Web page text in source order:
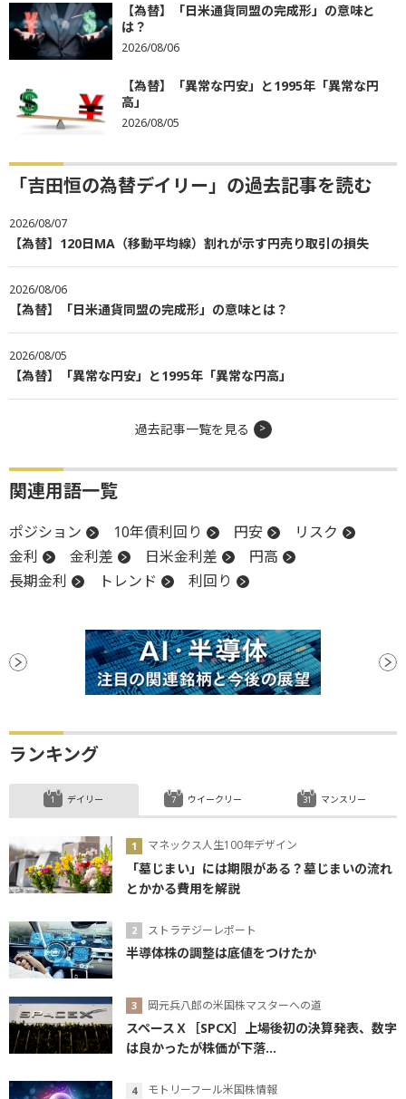
【為替】「日米通貨同盟の完成形」の意味と
は？
2026/08/06
【為替】「異常な円安」と1995年「異常な円
高」
2026/08/05
「吉田恒の為替デイリー」の過去記事を読む
2026/08/07
【為替】120日MA（移動平均線）割れが示す円売り取引の損失
2026/08/06
【為替】「日米通貨同盟の完成形」の意味とは？
2026/08/05
【為替】「異常な円安」と1995年「異常な円高」
過去記事一覧を見る
関連用語一覧
ポジション 10年債利回り 円安
リスク
金利
金利差 日米金利差
円高
長期金利
トレンド 利回り
ランキング
デイリー
マネックス人生100年デザイン
「墓じまい」には期限がある？墓じまいの流れ
とかかる費用を解説
ストラテジーレポート
半導体株の調整は底値をつけたか
岡元兵八郎の米国株マスターへの道
スペースＸ［SPCX］上場後初の決算発表、数字
は良かったが株価が下落...
モトリーフール米国株情報
ウイークリー マンスリー